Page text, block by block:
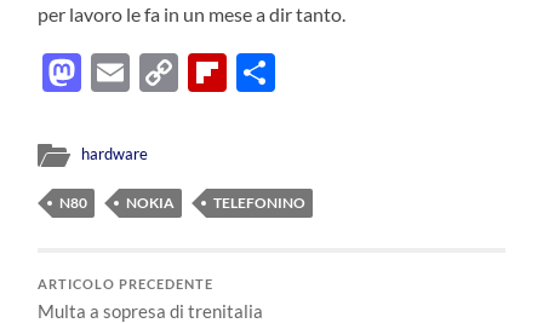
per lavoro le fa in un mese a dir tanto.
Mastodon
EmailCopyFlipboard
hardware
N80 NOKIA TELEFONINO
ARTICOLO PRECEDENTE
Multa a sopresa di trenitalia